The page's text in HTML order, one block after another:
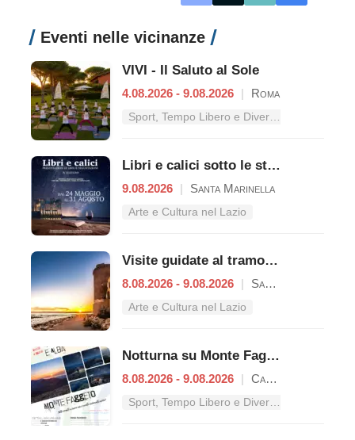
Eventi nelle vicinanze
VIVI - Il Saluto al Sole
4.08.2026 - 9.08.2026 | Roma
Libri e calici sotto le stelle del Castello
9.08.2026 | Santa Marinella
Arte e Cultura nel Lazio
Visite guidate al tramonto a Castello di Santa Severa
8.08.2026 - 9.08.2026 | Santa Marinella
Arte e Cultura nel Lazio
Notturna su Monte Faggeto
8.08.2026 - 9.08.2026 | Campodimele